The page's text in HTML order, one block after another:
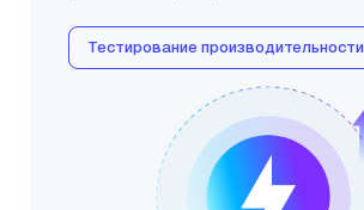
Тестирование производительности